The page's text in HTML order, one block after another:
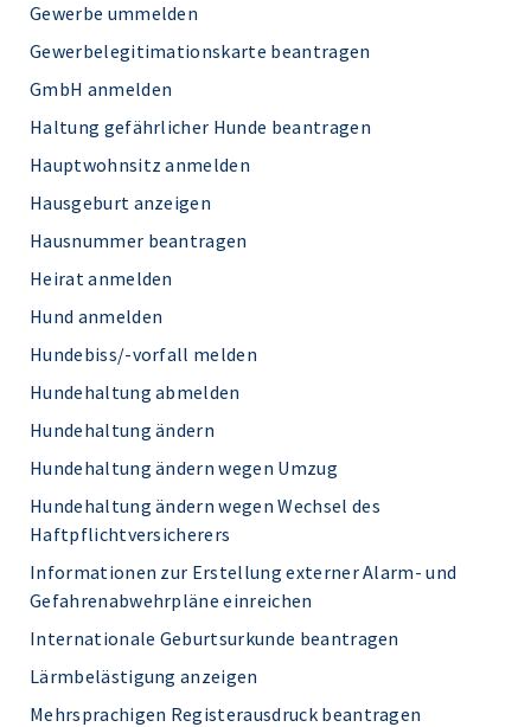
Gewerbe ummelden
Gewerbelegitimationskarte beantragen
GmbH anmelden
Haltung gefährlicher Hunde beantragen
Hauptwohnsitz anmelden
Hausgeburt anzeigen
Hausnummer beantragen
Heirat anmelden
Hund anmelden
Hundebiss/-vorfall melden
Hundehaltung abmelden
Hundehaltung ändern
Hundehaltung ändern wegen Umzug
Hundehaltung ändern wegen Wechsel des
Haftpflichtversicherers
Informationen zur Erstellung externer Alarm- und
Gefahrenabwehrpläne einreichen
Internationale Geburtsurkunde beantragen
Lärmbelästigung anzeigen
Mehrsprachigen Registerausdruck beantragen